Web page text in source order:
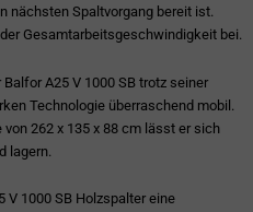
nächsten Spaltvorgang bereit ist.
Gesamtarbeitsgeschwindigkeit bei.
A25 V 1000 SB trotz seiner
Technologie überraschend mobil.
262 x 135 x 88 cm lässt er sich
lagern.
1000 SB Holzspalter eine